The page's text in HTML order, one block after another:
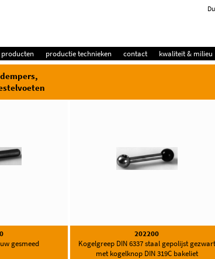
productie technieken contact kwaliteit & milieu
gesmeed
202200
Kogelgreep DIN 6337 staal gepolijst gezwart
met kogelknop DIN 319C bakeliet